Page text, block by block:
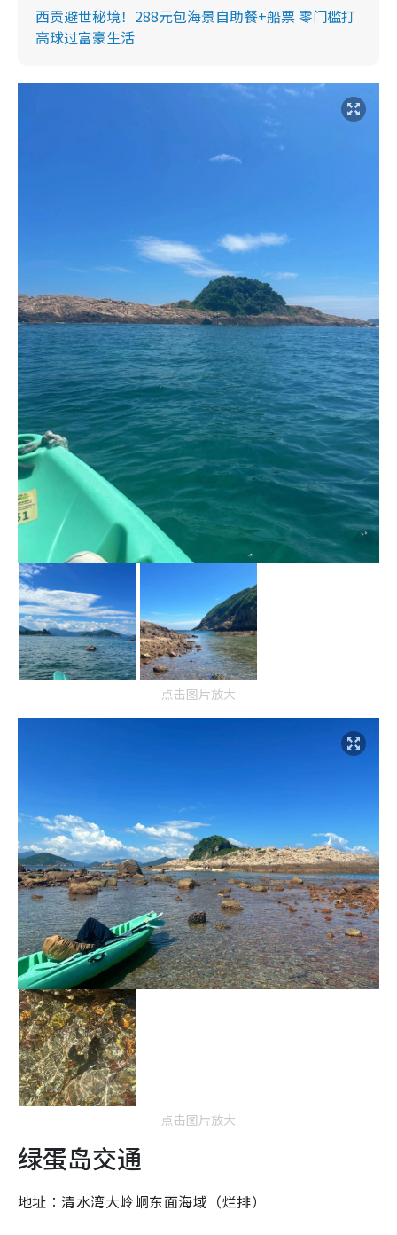
西贡避世秘境！288元包海景自助餐+船票 零门槛打
高球过富豪生活
点击图片放大
点击图片放大
绿蛋岛交通
地址︰清水湾大岭峒东面海域（烂排）